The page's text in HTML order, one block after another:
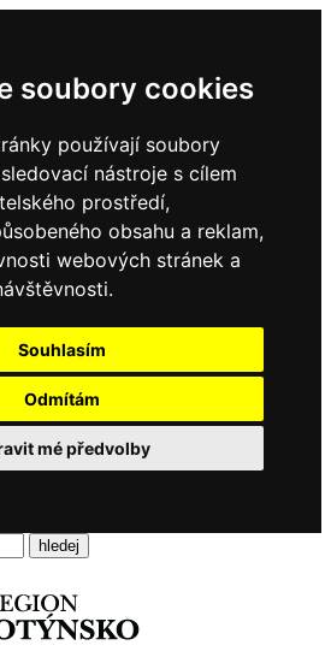
soubory cookies
používají soubory
nástroje s cílem
prostředí,
obsahu a reklam,
webových stránek a
Souhlasím
Odmítám
mé předvolby